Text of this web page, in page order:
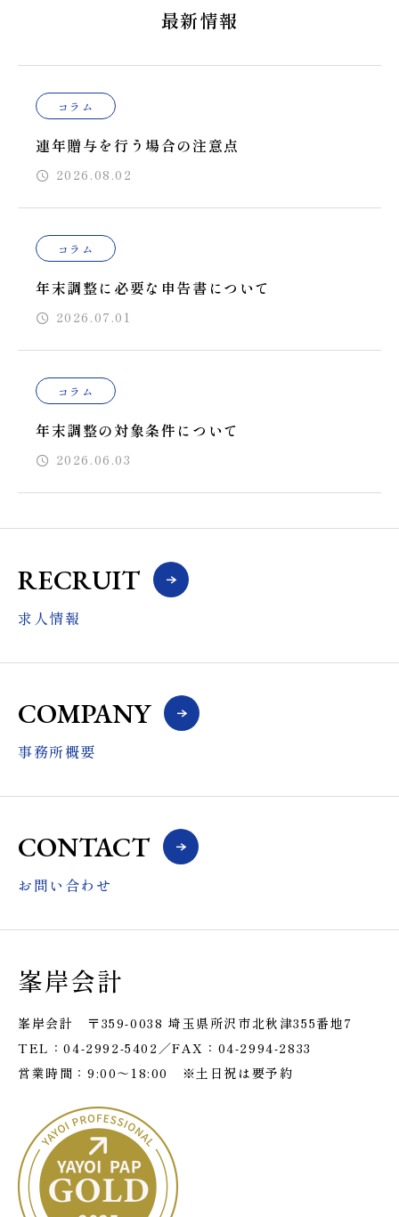
最新情報
コラム
連年贈与を行う場合の注意点
2026.08.02
コラム
年末調整に必要な申告書について
2026.07.01
コラム
年末調整の対象条件について
2026.06.03
RECRUIT
求人情報
COMPANY
事務所概要
CONTACT
お問い合わせ
峯岸会計
峯岸会計 〒359-0038 埼玉県所沢市北秋津355番地7
TEL：04-2992-5402／FAX：04-2994-2833
営業時間：9:00～18:00 ※土日祝は要予約